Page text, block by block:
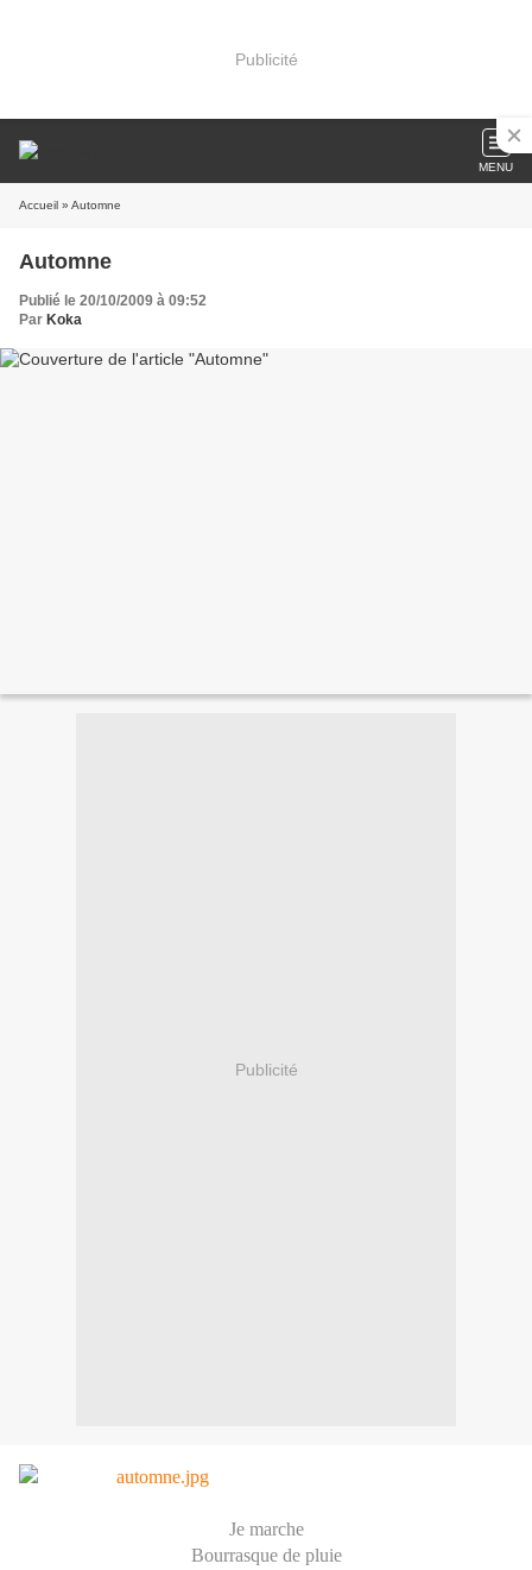
Publicité
MENU
Accueil » Automne
Automne
Publié le 20/10/2009 à 09:52
Par Koka
Publicité
Je marche
Bourrasque de pluie